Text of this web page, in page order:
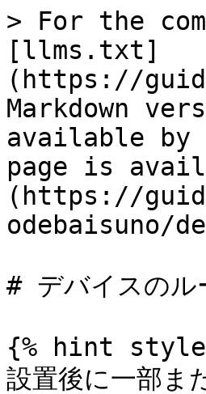
> For the
[llms.txt]
(https://
Markdown
available by
page is
(https://
odebaisuno/
# デバイスのル
{% hint
設置後に一部ま